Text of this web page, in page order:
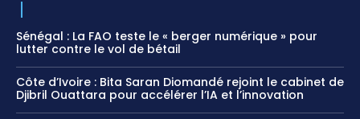
Sénégal : La FAO teste le « berger numérique » pour
lutter contre le vol de bétail
Côte d’Ivoire : Bita Saran Diomandé rejoint le cabinet de
Djibril Ouattara pour accélérer l’IA et l’innovation